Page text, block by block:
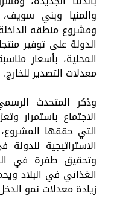
والمنيا وبني
ومشروع منطقه
الدولة على توفير
المحلية، بأسعار
معدلات التصدير للخارج.
وذكر المتحدث
الاجتماع باستمرار
التي حققها
الاستراتيجية للدولة
وتحقيق طفرة في
الغذائي في البلاد
زيادة معدلات نمو